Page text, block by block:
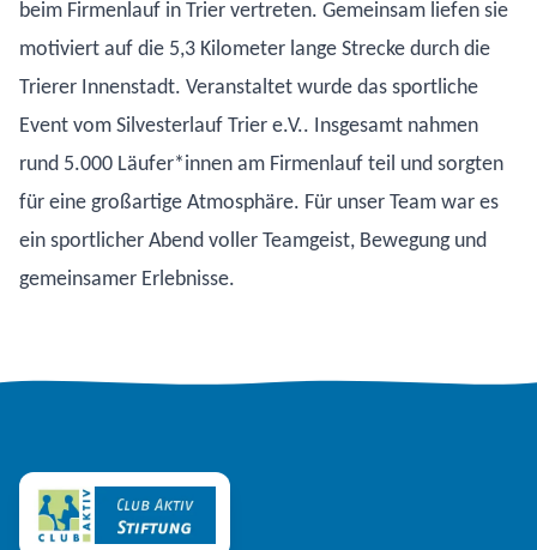
beim Firmenlauf in Trier vertreten. Gemeinsam liefen sie
motiviert auf die 5,3 Kilometer lange Strecke durch die
Trierer Innenstadt. Veranstaltet wurde das sportliche
Event vom Silvesterlauf Trier e.V.. Insgesamt nahmen
rund 5.000 Läufer*innen am Firmenlauf teil und sorgten
für eine großartige Atmosphäre. Für unser Team war es
ein sportlicher Abend voller Teamgeist, Bewegung und
gemeinsamer Erlebnisse.